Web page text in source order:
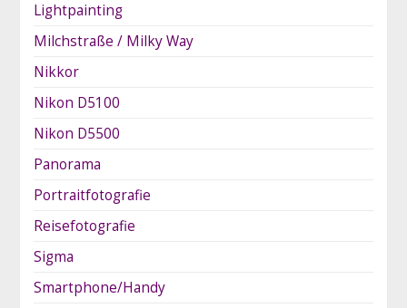
Lightpainting
Milchstraße / Milky Way
Nikkor
Nikon D5100
Nikon D5500
Panorama
Portraitfotografie
Reisefotografie
Sigma
Smartphone/Handy